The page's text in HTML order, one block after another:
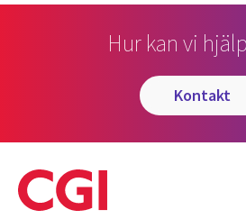
Hur kan vi
kontakt